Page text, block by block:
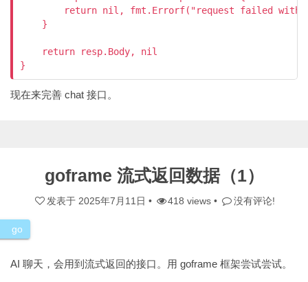
return nil, fmt.Errorf("request failed with
    }
    return resp.Body, nil
}
现在来完善 chat 接口。
goframe 流式返回数据（1）
发表于 2025年7月11日 • 418 views • 没有评论!
go
AI 聊天，会用到流式返回的接口。用 goframe 框架尝试尝试。